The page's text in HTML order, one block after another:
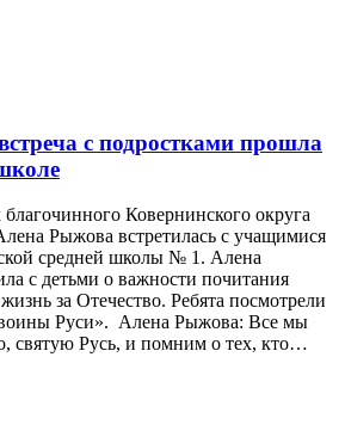
с подростками прошла
Ковернинского округа
Рыжова встретилась с учащимися
средней школы № 1. Алена
с детьми о важности почитания
за Отечество. Ребята посмотрели
Руси». Алена Рыжова: Все мы
святую Русь, и помним о тех, кто…